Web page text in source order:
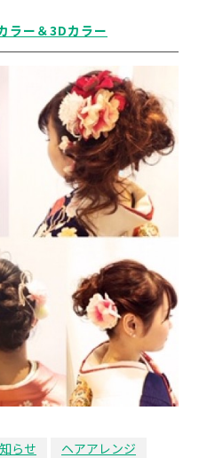
ラー＆3Dカラー
らせ
ヘアアレンジ